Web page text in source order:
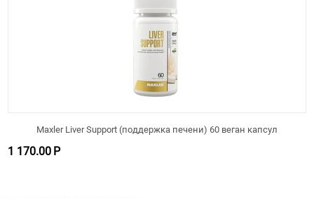
Maxler Liver Support (поддержка печени) 60 веган капсул
1 170.00 Р